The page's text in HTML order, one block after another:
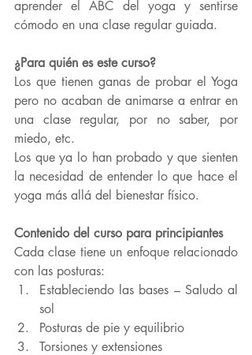
aprender el ABC del yoga y sentirse
cómodo en una clase regular guiada.
¿Para quién es este curso?
Los que tienen ganas de probar el Yoga
pero no acaban de animarse a entrar en
una clase regular, por no saber, por
miedo, etc.
Los que ya lo han probado y que sienten
la necesidad de entender lo que hace el
yoga más allá del bienestar físico.
Contenido del curso para principiantes
Cada clase tiene un enfoque relacionado
con las posturas:
Estableciendo las bases – Saludo al
sol
Posturas de pie y equilibrio
Torsiones y extensiones